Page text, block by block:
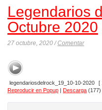
Legendarios
Octubre 2020
27 octubre, 2020 /Comentar
legendariosdelrock_19_10-10-2020 [
Reproducir en Popup | Descarga (177)